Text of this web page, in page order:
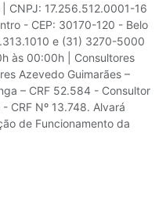
CNPJ: 17.256.512.0001-16
- CEP: 30170-120 - Belo
e (31) 3270-5000
às 00:00h | Consultores
Azevedo Guimarães –
– CRF 52.584 - Consultor
CRF Nº 13.748. Alvará
de Funcionamento da